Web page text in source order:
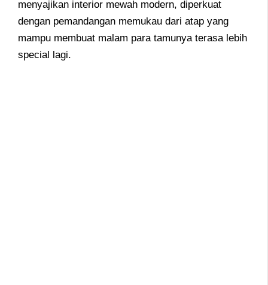
menyajikan interior mewah modern, diperkuat
dengan pemandangan memukau dari atap yang
mampu membuat malam para tamunya terasa lebih
special lagi.